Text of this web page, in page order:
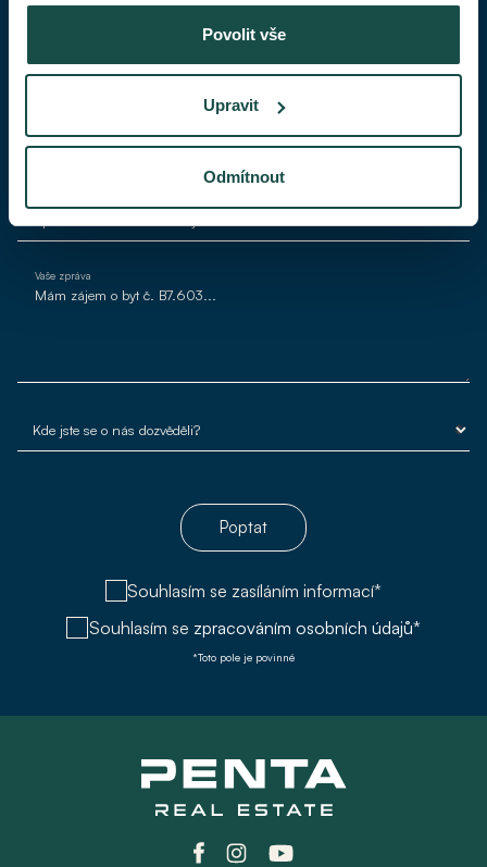
Povolit vše
Upravit
Odmítnout
Váš telefon
Váš e-mail*
Vaše zpráva
Poptat
Souhlasím se zasíláním informací*
Souhlasím se zpracováním osobních údajů*
*Toto pole je povinné